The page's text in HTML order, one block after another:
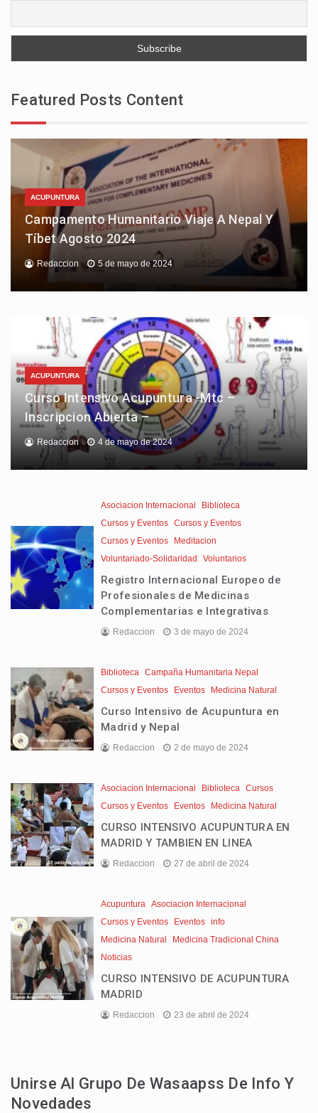
Featured Posts Content
ACUPUNTURA
Campamento Humanitario Viaje A Nepal Y
Tíbet Agosto 2024
Redaccion 5 de mayo de 2024
ACUPUNTURA
Curso Intensivo Acupuntura -Mtc –
Inscripcion Abierta –
Redaccion 4 de mayo de 2024
Asociacion Internacional
Biblioteca
Cursos y Eventos Cursos y Eventos
Cursos y Eventos
Meditacion
Voluntariado-Solidaridad
Voluntarios
Registro Internacional Europeo de
Profesionales de Medicinas
Complementarias e Integrativas
Redaccion 3 de mayo de 2024
Biblioteca Campaña Humanitaria Nepal
Cursos y Eventos
Eventos Medicina Natural
Curso Intensivo de Acupuntura en
Madrid y Nepal
Redaccion 2 de mayo de 2024
Asociacion Internacional Biblioteca Cursos
Cursos y Eventos
Eventos Medicina Natural
CURSO INTENSIVO ACUPUNTURA EN
MADRID Y TAMBIEN EN LINEA
Redaccion 27 de abril de 2024
Acupuntura Asociacion Internacional
Cursos y Eventos
Eventos info
Medicina Natural
Medicina Tradicional China
Noticias
CURSO INTENSIVO DE ACUPUNTURA
MADRID
Redaccion 23 de abril de 2024
Unirse Al Grupo De Wasaapss De Info Y
Novedades